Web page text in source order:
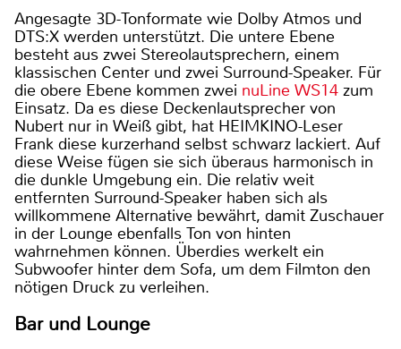
Angesagte 3D-Tonformate wie Dolby Atmos und
DTS:X werden unterstützt. Die untere Ebene
besteht aus zwei Stereolautsprechern, einem
klassischen Center und zwei Surround-Speaker. Für
die obere Ebene kommen zwei nuLine WS14 zum
Einsatz. Da es diese Deckenlautsprecher von
Nubert nur in Weiß gibt, hat HEIMKINO-Leser
Frank diese kurzerhand selbst schwarz lackiert. Auf
diese Weise fügen sie sich überaus harmonisch in
die dunkle Umgebung ein. Die relativ weit
entfernten Surround-Speaker haben sich als
willkommene Alternative bewährt, damit Zuschauer
in der Lounge ebenfalls Ton von hinten
wahrnehmen können. Überdies werkelt ein
Subwoofer hinter dem Sofa, um dem Filmton den
nötigen Druck zu verleihen.
Bar und Lounge